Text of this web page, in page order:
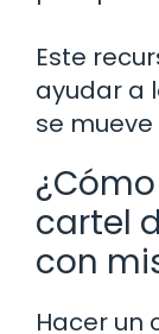
Este
ayudar a
se
cartel
con
Hacer un